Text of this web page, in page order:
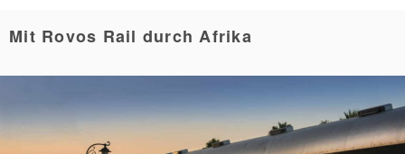
Mit Rovos Rail durch Afrika